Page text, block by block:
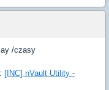
/czasy
[INC] nVault Utility -